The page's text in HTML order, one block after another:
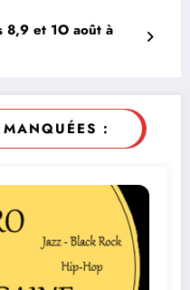
8,9 et 1O août à
: